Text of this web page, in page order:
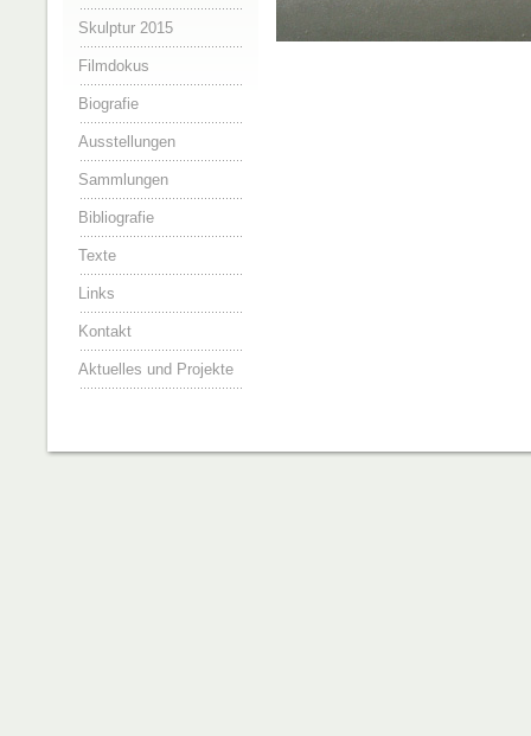
Skulptur 2015
Filmdokus
Biografie
Ausstellungen
Sammlungen
Bibliografie
Texte
Links
Kontakt
Aktuelles und Projekte